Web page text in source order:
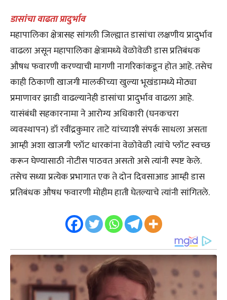
डासांचा वाढता प्रादुर्भाव
महापालिका क्षेत्रासह सांगली जिल्ह्यात डासांचा लक्षणीय प्रादुर्भाव
वाढला असून महापालिका क्षेत्रामध्ये वेळोवेळी डास प्रतिबंधक
औषध फवारणी करण्याची मागणी नागरिकांकडून होत आहे. तसेच
काही ठिकाणी खाजगी मालकीच्या खुल्या भूखंडामध्ये मोठ्या
प्रमाणावर झाडी वाढल्यानेही डासांचा प्रादुर्भाव वाढला आहे.
यासंबंधी सहकारनामा ने आरोग्य अधिकारी (घनकचरा
व्यवस्थापन) डॉ रवींद्रकुमार ताटे यांच्याशी संपर्क साधला असता
आम्ही अशा खाजगी प्लॉट धारकांना वेळोवेळी त्यांचे प्लॉट स्वच्छ
करून घेण्यासाठी नोटीस पाठवत असतो असे त्यांनी स्पष्ट केले.
तसेच सध्या प्रत्येक प्रभागात एक ते दोन दिवसाआड आम्ही डास
प्रतिबंधक औषध फवारणी मोहीम हाती घेतल्याचे त्यांनी सांगितले.